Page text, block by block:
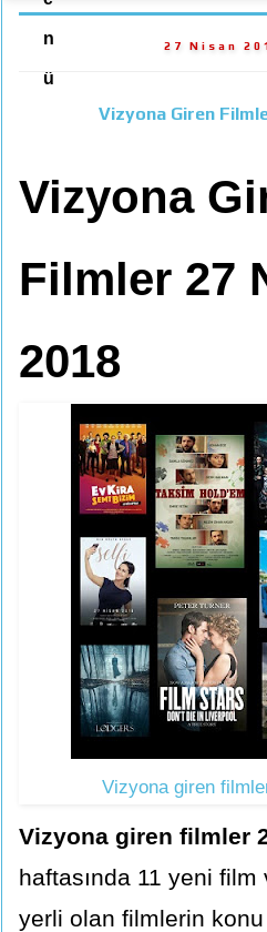
n
ü
27 Nisan
Vizyona Giren
Vizyona
Filmler 27
2018
Vizyona giren
Vizyona giren filmler
haftasında 11 yeni film
yerli olan filmlerin